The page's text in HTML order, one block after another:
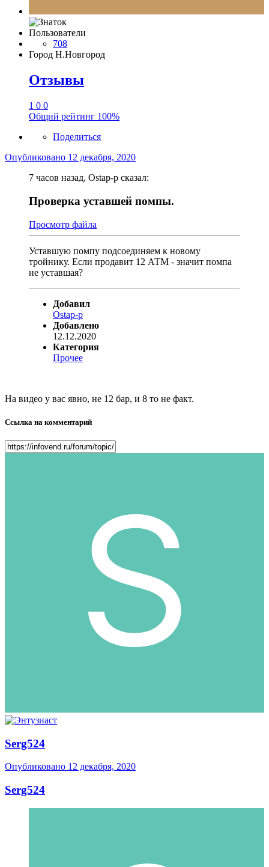
Пользователи
708
Город Н.Новгород
Отзывы
1 0 0
Общий рейтинг 100%
Поделиться
Опубликовано 12 декабря, 2020
7 часов назад, Ostap-p сказал:
Проверка уставшей помпы.
Просмотр файла
Уставшую помпу подсоединяем к новому
тройнику. Если продавит 12 АТМ - значит помпа
не уставшая?
Добавил
Ostap-p
Добавлено
12.12.2020
Категория
Прочее
На видео у вас явно, не 12 бар, и 8 то не факт.
Ссылка на комментарий
Serg524
Опубликовано 12 декабря, 2020
Serg524